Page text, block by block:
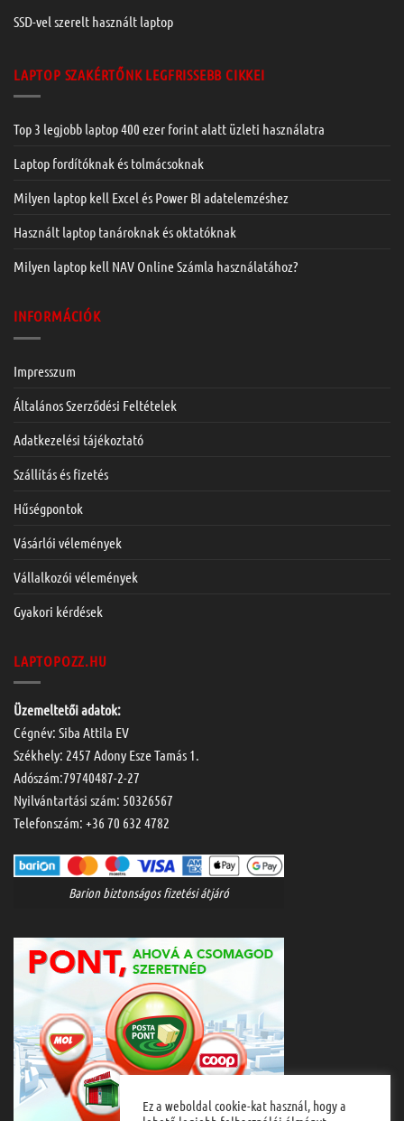
SSD-vel szerelt használt laptop
LAPTOP SZAKÉRTŐNK LEGFRISSEBB CIKKEI
Top 3 legjobb laptop 400 ezer forint alatt üzleti használatra
Laptop fordítóknak és tolmácsoknak
Milyen laptop kell Excel és Power BI adatelemzéshez
Használt laptop tanároknak és oktatóknak
Milyen laptop kell NAV Online Számla használatához?
INFORMÁCIÓK
Impresszum
Általános Szerződési Feltételek
Adatkezelési tájékoztató
Szállítás és fizetés
Hűségpontok
Vásárlói vélemények
Vállalkozói vélemények
Gyakori kérdések
LAPTOPOZZ.HU
Üzemeltetői adatok:
Cégnév: Siba Attila EV
Székhely: 2457 Adony Esze Tamás 1.
Adószám:79740487-2-27
Nyilvántartási szám: 50326567
Telefonszám: +36 70 632 4782
Barion biztonságos fizetési átjáró
Ez a weboldal cookie-kat használ, hogy a